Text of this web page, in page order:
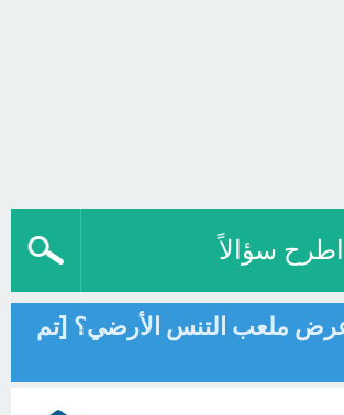
اطرح سؤالاً
ملعب التنس الأرضي؟ [تم